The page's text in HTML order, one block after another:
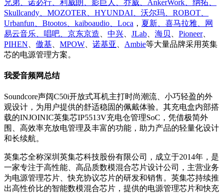
兄弟、诺必行、利威朗、影巨人、乔威、AnkerWork、纳拓、
Skullcandy、MOZOTER、HYUNDAI、沃尔玛、ROBOT、
Urbanfun、Btootos、kaiboaudio、Loca ， 夏新、喜马拉雅、网
易云音乐、唱吧、京东京造
中兴 JLab 海贝 Pioneer、
PIHEN
傲基 MPOW 诺基亚 Ambie等大量品牌采用英集
芯的电源管理方案。
我爱音频网总结
Soundcore声阔C50i开放式耳机主打时尚潮流、小巧轻盈的外
观设计，为用户提供的舒适稳固的佩戴体验。其充电盒内部搭
载的INJOINIC英集芯IP5513V充电仓管理SoC，凭借极简外
围、高效率充放电管理及丰富的功能，助力产品的轻量化设计
和长续航。
英集芯全称深圳英集芯科技股份有限公司，成立于2014年，是
一家专注于高性能、高品质数模混合芯片设计公司，主营业务
为电源管理芯片、快充协议芯片的研发和销售。英集芯持续推
出高性价比的智能数模混合芯片，提供的电源管理芯片和快充